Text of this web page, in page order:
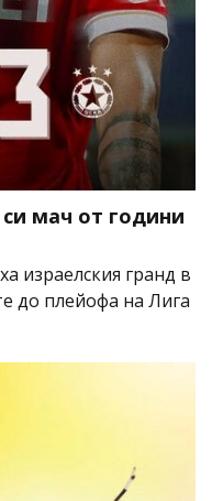
мач от години
израелския гранд в
до плейофа на Лига